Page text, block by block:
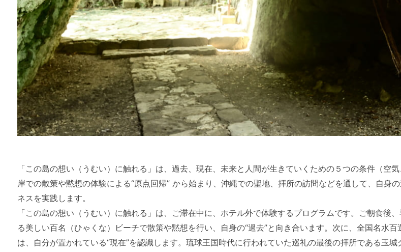
「この島の想い（うむい）に触れる」は、過去、現在、未来と人間が生きていくための５つの条件（空
岸での散策や黙想の体験による“原点回帰” から始まり、沖縄での聖地、拝所の訪問などを通して、自
ネスを実践します。
「この島の想い（うむい）に触れる」は、ご滞在中に、ホテル外で体験するプログラムです。ご朝食
る美しい百名（ひゃくな）ビーチで散策や黙想を行い、自身の“過去”と向き合います。次に、全国名水
は、自分が置かれている“現在”を認識します。琉球王国時代に行われていた巡礼の最後の拝所である玉